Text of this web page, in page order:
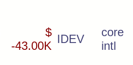
$
-43.00K
IDEV
intl